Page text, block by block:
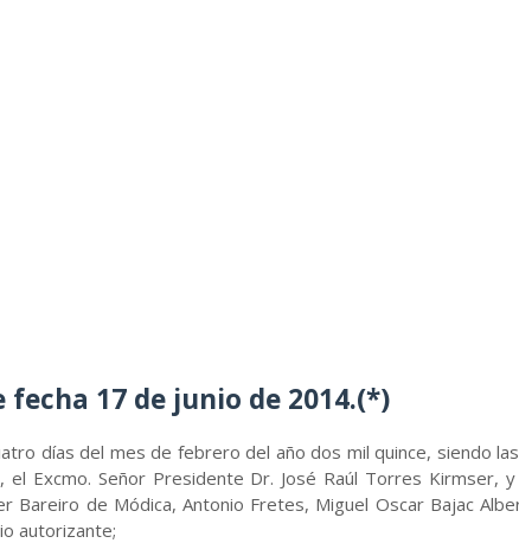
17 de junio de 2014.(*)
días del mes de febrero del año dos mil quince, siendo
Excmo. Señor Presidente Dr. José Raúl Torres Kirmser, y
de Módica, Antonio Fretes, Miguel Oscar Bajac
autorizante;